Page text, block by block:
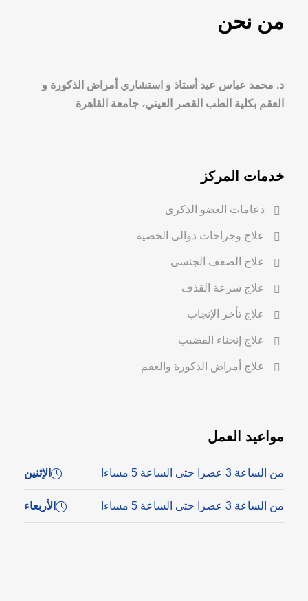
من نحن
د. محمد عباس عيد أستاذ و استشاري أمراض الذكورة و
العقم بكلية الطب القصر العيني، جامعة القاهرة
خدمات المركز
دعامات العضو الذكرى
علاج وجراحات دوالى الخصية
علاج الضعف الجنسى
علاج سرعة القذف
علاج تأخر الإنجاب
علاج إنحناء القضيب
علاج أمراض الذكورة والعقم
مواعيد العمل
الإثنين من الساعة 3 عصرا حتى الساعة 5 مساءا
الأربعاء من الساعة 3 عصرا حتى الساعة 5 مساءا